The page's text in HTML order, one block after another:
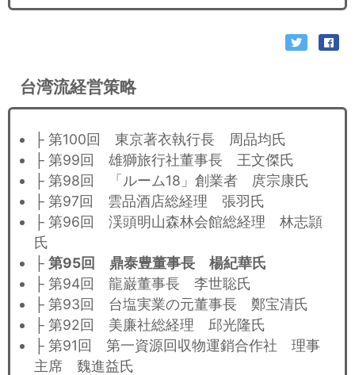
台湾流経営策略
├ 第100回 東京著衣執行長 周品均氏
├ 第99回 雄獅旅行社董事長 王文傑氏
├ 第98回 「ルーム18」創業者 庹宗康氏
├ 第97回 雲品酒店総経理 張羽氏
├ 第96回 渓頭明山森林会館総経理 林志頴
氏
├ 第95回 鼎泰豊董事長 楊紀華氏
├ 第94回 龍巌董事長 李世聡氏
├ 第93回 台塩実業の元董事長 鄭宝清氏
├ 第92回 美廉社総経理 邱光隆氏
├ 第91回 第一資源回収物運銷合作社 理事
主席 魏進益氏